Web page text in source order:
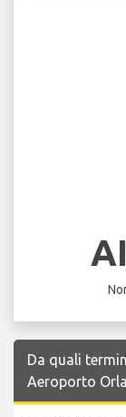
Da quali
Aeroporto